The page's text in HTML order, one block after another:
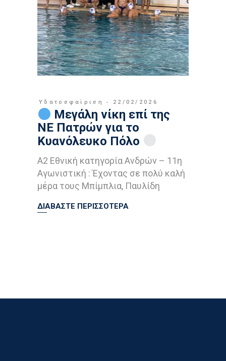
Υδατοσφαίριση 22/02/2026
Μεγάλη νίκη επί της
ΝΕ Πατρών για το
Κυανόλευκο Πόλο
Α2 Εθνική κατηγορία Ανδρών – 11η
Αγωνιστική : Έχοντας σε πολύ καλή
μέρα τους Μπίμπλια, Παυλίδη
ΔΙΑΒΑΣΤΕ ΠΕΡΙΣΣΟΤΕΡΑ